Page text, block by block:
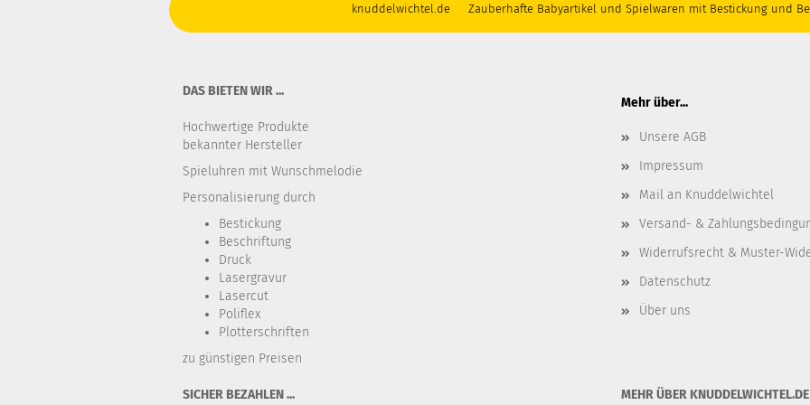
knuddelwichtel.de Zauberhafte Babyartikel und Spielwaren mit Bestickung und
DAS BIETEN WIR ...
Hochwertige Produkte
bekannter Hersteller
Spieluhren mit Wunschmelodie
Personalisierung durch
Bestickung​
Beschriftung
Druck
Lasergravur
Lasercut
Poliflex
Plotterschriften
zu günstigen Preisen
Mehr über...
Unsere AGB
Impressum
Mail an Knuddelwichtel
Versand- &
Widerrufsrecht & Muster-
Datenschutz
Über uns
SICHER BEZAHLEN ... MEHR ÜBER